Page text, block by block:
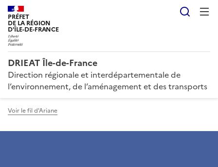
PRÉFET
DE LA RÉGION
D'ÎLE-DE-FRANCE
DRIEAT Île-de-France
Direction régionale et interdépartementale de
l’environnement, de l’aménagement et des transports
Voir le fil d'Ariane